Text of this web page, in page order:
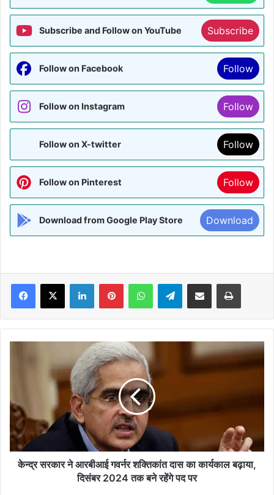
Subscribe and Follow on YouTube Subscribe
Follow on Facebook Follow
Follow on Instagram Follow
Follow on X-twitter Follow
Follow on Pinterest Follow
Download from Google Play Store Download
Facebook
X LinkedInPinterestWhatsAppTelegramShare via Email Print
शक्तिकांत
दास
का
कार्यकाल
बढ़ाया,
केन्द्र सरकार ने आरबीआई गवर्नर शक्तिकांत दास का कार्यकाल बढ़ाया,
दिसंबर 2024 तक बने रहेंगे पद पर